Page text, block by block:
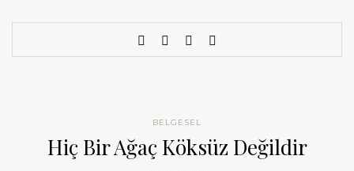
BELGESEL
Hiç Bir Ağaç Köksüz Değildir